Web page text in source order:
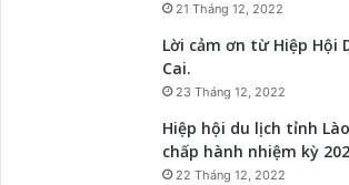
21 Tháng 12, 2022
Lời cảm ơn từ Hiệp Hội
Cai.
23 Tháng 12, 2022
Hiệp hội du lịch tỉnh
chấp hành nhiệm kỳ
22 Tháng 12, 2022